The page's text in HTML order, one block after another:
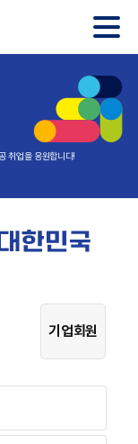
취업을 응원합니다!
기업회원